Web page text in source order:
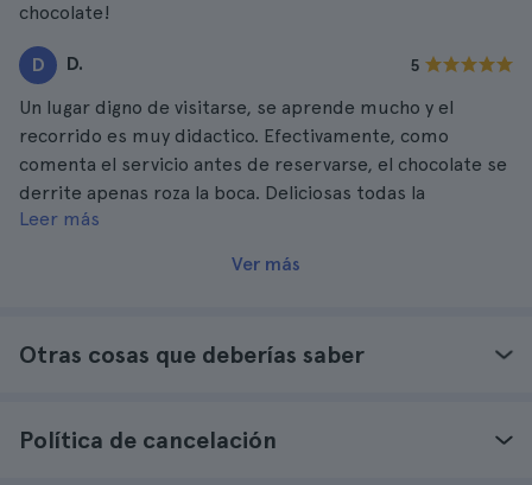
chocolate!
D D. 5
Un lugar digno de visitarse, se aprende mucho y el
recorrido es muy didactico. Efectivamente, como
comenta el servicio antes de reservarse, el chocolate se
derrite apenas roza la boca. Deliciosas todas la
variedades, me di el gusto a lo grande.
Leer más
Ver más
Otras cosas que deberías saber
Política de cancelación